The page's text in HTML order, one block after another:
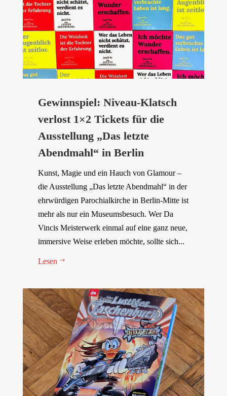
Gewinnspiel: Niveau-Klatsch
verlost 1×2 Tickets für die
Ausstellung „Das letzte
Abendmahl“ in Berlin
Kunst, Magie und ein Hauch von Glamour –
die Ausstellung „Das letzte Abendmahl“ in der
ehrwürdigen Parochialkirche in Berlin-Mitte ist
mehr als nur ein Museumsbesuch. Wer Da
Vincis Meisterwerk einmal auf eine ganz neue,
immersive Weise erleben möchte, sollte sich...
Lesen $